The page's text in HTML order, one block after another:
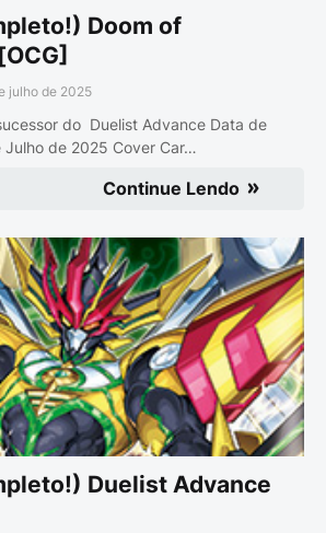
Doom of
julho de 2025
do Duelist Advance Data de
de 2025 Cover Car…
Continue Lendo
Duelist Advance